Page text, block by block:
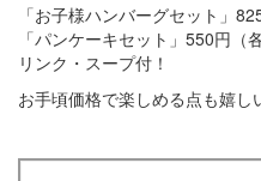
「お子様ハンバーグセット」
「パンケーキセット」550円（
リンク・スープ付！
お手頃価格で楽しめる点も嬉し